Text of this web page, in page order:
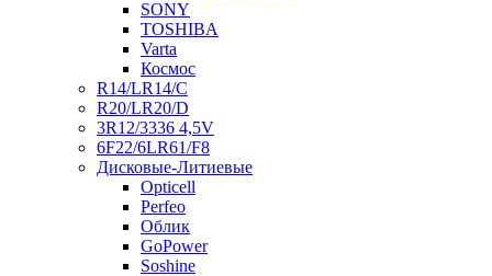
SONY
TOSHIBA
Varta
Космос
R14/LR14/C
R20/LR20/D
3R12/3336 4,5V
6F22/6LR61/F8
Дисковые-Литиевые
Opticell
Perfeo
Облик
GoPower
Soshine